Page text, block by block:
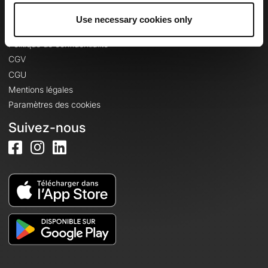
Use necessary cookies only
Informations légales
Politique de confidentialité
CGV
CGU
Mentions légales
Paramètres des cookies
Suivez-nous